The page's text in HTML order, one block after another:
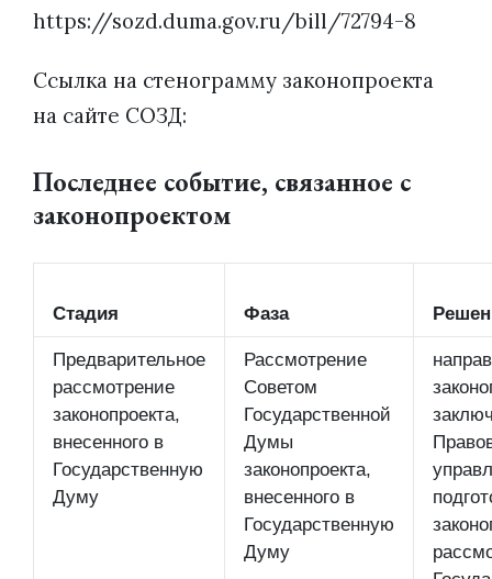
https://sozd.duma.gov.ru/bill/72794-8
Ссылка на стенограмму законопроекта
на сайте СОЗД:
Последнее событие, связанное с
законопроектом
Стадия Фаза
Предварительное
рассмотрение
законопроекта,
внесенного в
Государственную
Думу
Рассмотрение
Советом
Государственной
Думы
законопроекта,
внесенного в
Государственную
Думу